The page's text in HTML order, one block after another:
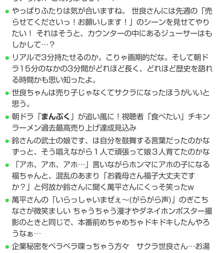
やっぱりふたりは気が合いますね。 世良さんには先週の「売
らせてくださいっ！お願いします！」のシーンを見せてやり
たい！ それはそうと、カウンターの中にあるジューサーはも
しかして…？
リアルで3分持たせるのか。こりゃ画期的だな。そして朝ド
ラ15分のなかの3分間がどれほど長く、どれほど歴史を語れ
る時間かも思い知ったよ。
世良ちゃんは売り子じゃなくてサクラになったほうがいいと
思う｡
朝ドラ「 まんぷく
」が追い風に！視聴者「食べたい」チキン
ラーメン過去最高売り上げ達成見込み
鈴さんの武士の娘です、は自分を鼓舞する言葉だったのかな
ずっと、そう唱えながら１人で頑張って娘３人育てたのかな
「アホ、アホ、アホ…」言いながらホンマにアホの子になる
福ちゃんと、混乱のあまり「お義母さん福子大丈夫です
か？」と何故か鈴さんに聞く萬平さんにくっそ笑ったw
萬平さんの「いらっしゃいまぜぇ～(がらがら声)」のぎこち
なさが微笑ましい ちゃうちゃう漫才やダネイホンポスター撮
影のときと同じで、本番前めちゃめちゃドキドキしたんやろ
うなぁ…
企業秘密をベラベラ喋っちゃう方々 サクラ世良さん…お湯